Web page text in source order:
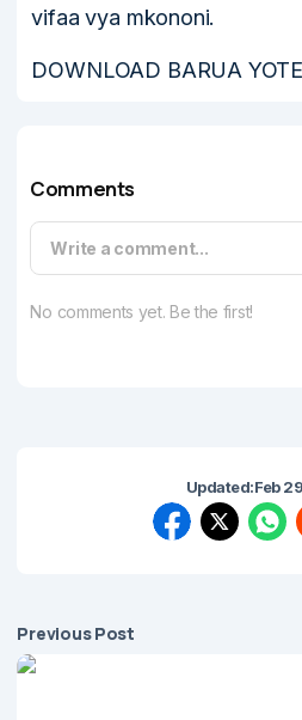
vifaa vya mkononi.
DOWNLOAD BARUA
Comments
Write a comment...
No comments yet. Be the first!
Updated:Feb
Previous Post